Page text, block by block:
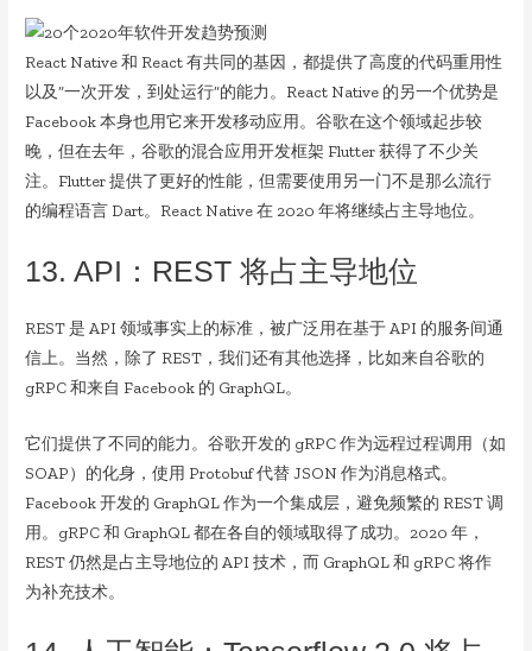
React Native 和 React 有共同的基因，都提供了高度的代码重用性
以及“一次开发，到处运行”的能力。React Native 的另一个优势是
Facebook 本身也用它来开发移动应用。谷歌在这个领域起步较
晚，但在去年，谷歌的混合应用开发框架 Flutter 获得了不少关
注。Flutter 提供了更好的性能，但需要使用另一门不是那么流行
的编程语言 Dart。React Native 在 2020 年将继续占主导地位。
13. API：REST 将占主导地位
REST 是 API 领域事实上的标准，被广泛用在基于 API 的服务间通
信上。当然，除了 REST，我们还有其他选择，比如来自谷歌的
gRPC 和来自 Facebook 的 GraphQL。
它们提供了不同的能力。谷歌开发的 gRPC 作为远程过程调用（如
SOAP）的化身，使用 Protobuf 代替 JSON 作为消息格式。
Facebook 开发的 GraphQL 作为一个集成层，避免频繁的 REST 调
用。gRPC 和 GraphQL 都在各自的领域取得了成功。2020 年，
REST 仍然是占主导地位的 API 技术，而 GraphQL 和 gRPC 将作
为补充技术。